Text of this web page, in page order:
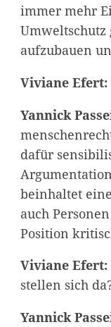
immer mehr
Umweltschutz
aufzubauen
Viviane Efert:
Yannick
dafür
beinhaltet
auch
Position
Viviane Efert:
stellen sich
Yannick